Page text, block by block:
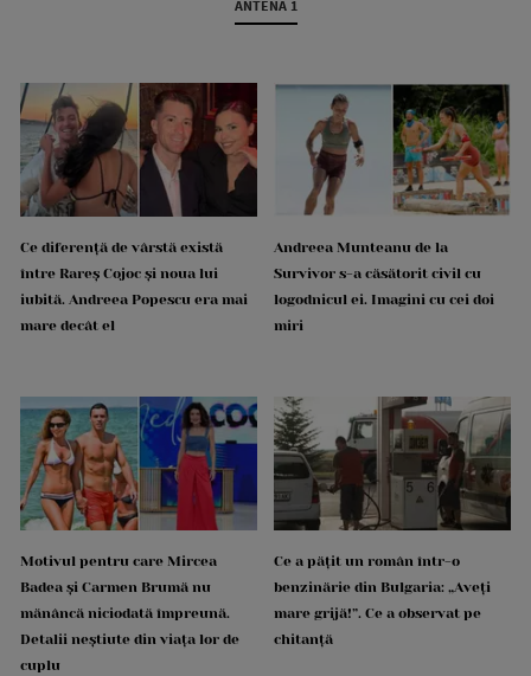
ANTENA 1
Ce diferență de vârstă există
între Rareș Cojoc și noua lui
iubită. Andreea Popescu era mai
mare decât el
Andreea Munteanu de la
Survivor s-a căsătorit civil cu
logodnicul ei. Imagini cu cei doi
miri
Motivul pentru care Mircea
Badea și Carmen Brumă nu
mănâncă niciodată împreună.
Detalii neștiute din viața lor de
cuplu
Ce a pățit un român într-o
benzinărie din Bulgaria: „Aveți
mare grijă!”. Ce a observat pe
chitanță